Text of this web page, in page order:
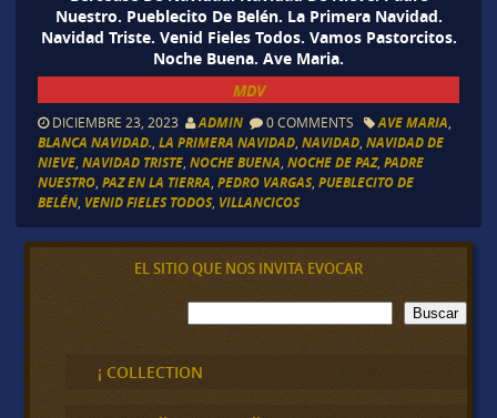
Nuestro. Pueblecito De Belén. La Primera Navidad.
Navidad Triste. Venid Fieles Todos. Vamos Pastorcitos.
Noche Buena. Ave Maria.
MDV
DICIEMBRE 23, 2023 ADMIN 0 COMMENTS AVE MARIA
BLANCA NAVIDAD. LA PRIMERA NAVIDAD, NAVIDAD, NAVIDAD DE
NIEVE, NAVIDAD TRISTE, NOCHE BUENA NOCHE DE PAZ, PADRE
NUESTRO, PAZ EN LA TIERRA PEDRO VARGAS, PUEBLECITO DE
BELÉN, VENID FIELES TODOS, VILLANCICOS
EL SITIO QUE NOS INVITA EVOCAR
B
u
c
a
Buscar
¡ COLLECTION